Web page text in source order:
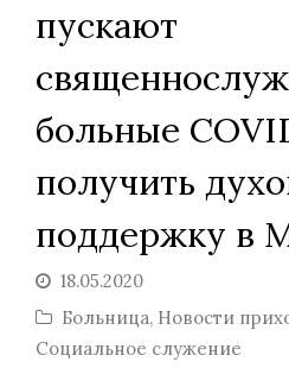
пускают
больные
получить
поддержку в
18.05.2020
Больница, Новости
Социальное служение